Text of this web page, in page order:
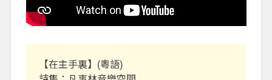
【在主手裏】(粵語)